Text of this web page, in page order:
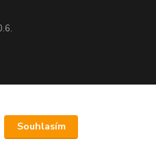
Souhlasím